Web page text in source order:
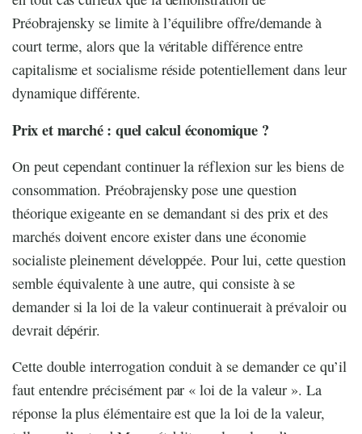
Préobrajensky se limite à l’équilibre offre/demande à
court terme, alors que la véritable différence entre
capitalisme et socialisme réside potentiellement dans leur
dynamique différente.
Prix et marché : quel calcul économique ?
On peut cependant continuer la réflexion sur les biens de
consommation. Préobrajensky pose une question
théorique exigeante en se demandant si des prix et des
marchés doivent encore exister dans une économie
socialiste pleinement développée. Pour lui, cette question
semble équivalente à une autre, qui consiste à se
demander si la loi de la valeur continuerait à prévaloir ou
devrait dépérir.
Cette double interrogation conduit à se demander ce qu’il
faut entendre précisément par « loi de la valeur ». La
réponse la plus élémentaire est que la loi de la valeur,